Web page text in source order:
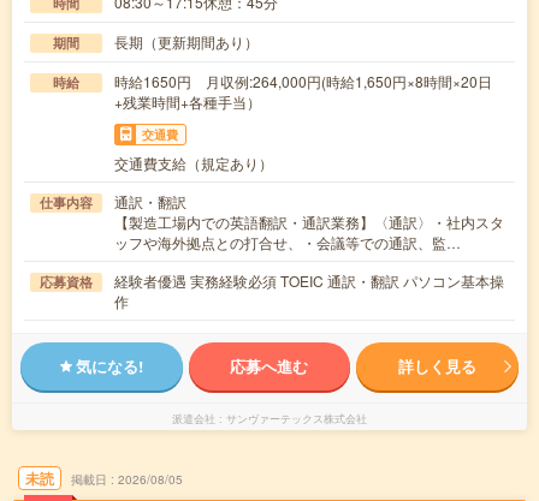
期間 長期（更新期間あり）
時給
時給1650円 月収例:264,000円(時給1,650円×8時間×20日
+残業時間+各種手当）
交通費
交通費支給（規定あり）
仕事内容
通訳・翻訳
【製造工場内での英語翻訳・通訳業務】〈通訳〉・社内スタ
ッフや海外拠点との打合せ、・会議等での通訳、監…
応募資格
経験者優遇 実務経験必須 TOEIC 通訳・翻訳 パソコン基本操
作
気になる! 応募へ進む 詳しく見る
派遣会社 サンヴァーテックス株式会社
未読 掲載日 2026/08/05